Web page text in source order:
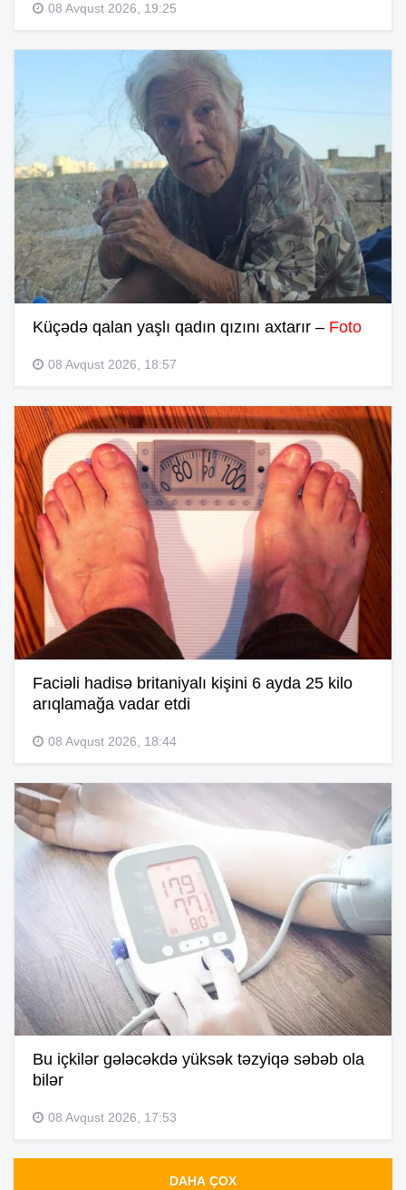
08 Avqust 2026, 19:25
Küçədə qalan yaşlı qadın qızını axtarır – Foto
08 Avqust 2026, 18:57
Faciəli hadisə britaniyalı kişini 6 ayda 25 kilo
arıqlamağa vadar etdi
08 Avqust 2026, 18:44
Bu içkilər gələcəkdə yüksək təzyiqə səbəb ola
bilər
08 Avqust 2026, 17:53
DAHA ÇOX